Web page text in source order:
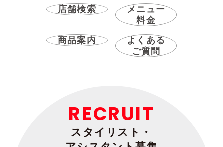
店舗検索
メニュー
料金
商品案内
よくある
ご質問
RECRUIT
スタイリスト・